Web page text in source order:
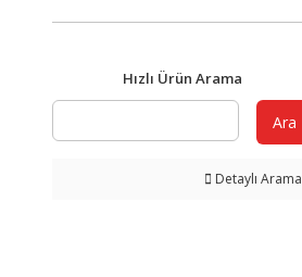
Hızlı Ürün Arama
Ara
Detaylı Arama